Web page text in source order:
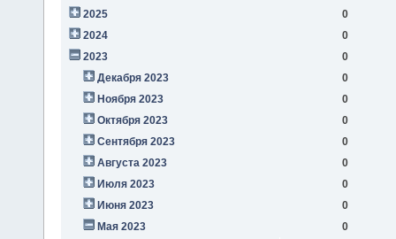
2025
0
2024
0
2023
0
Декабря 2023
0
Ноября 2023
0
Октября 2023
0
Сентября 2023
0
Августа 2023
0
Июля 2023
0
Июня 2023
0
Мая 2023
0